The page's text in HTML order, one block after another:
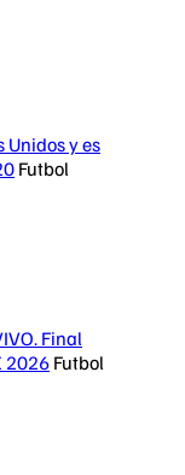
Unidos y es
Futbol
Final
2026Futbol